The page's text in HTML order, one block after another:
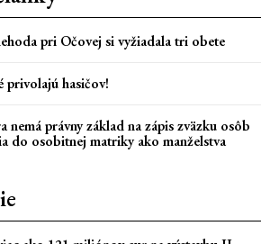
pri Očovej si vyžiadala tri obete
privolajú hasičov!
nemá právny základ na zápis zväzku osôb
do osobitnej matriky ako manželstva